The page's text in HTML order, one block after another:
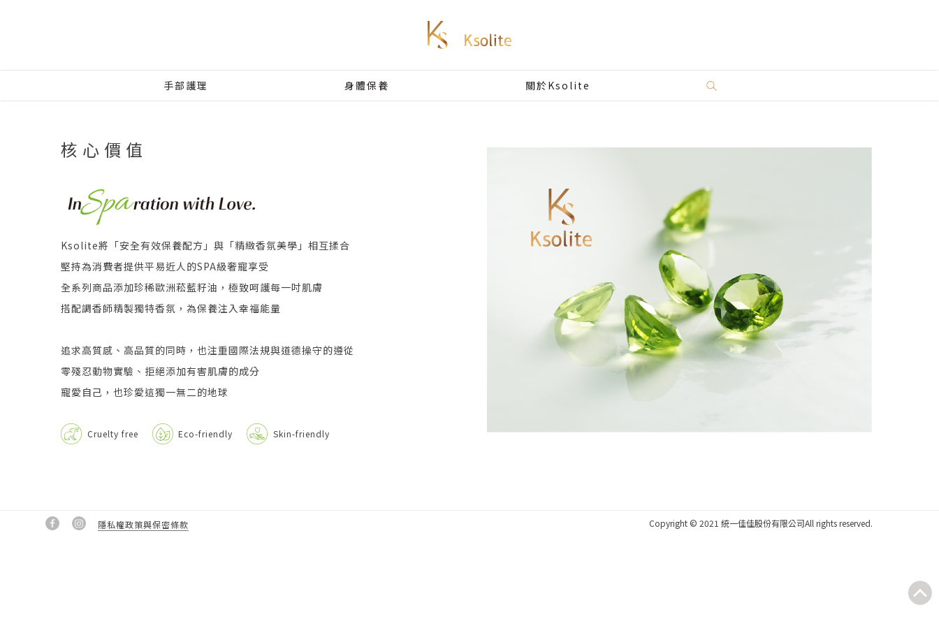
手部護理 身體保養 關於Ksolite
核 心 價 值
Ksolite將「安全有效保養配方」與「精緻香氛美學」相互揉合
堅持為消費者提供平易近人的SPA級奢寵享受
全系列商品添加珍稀歐洲菘藍籽油，極致呵護每一吋肌膚
搭配調香師精製獨特香氛，為保養注入幸福能量
追求高質感、高品質的同時，也注重國際法規與道德操守的遵從
零殘忍動物實驗、拒絕添加有害肌膚的成分
寵愛自己，也珍愛這獨一無二的地球
Cruelty free Eco-friendly Skin-friendly
隱私權政策與保密條款 Copyright © 2021 統一佳佳股份有限公司All rights reserved.